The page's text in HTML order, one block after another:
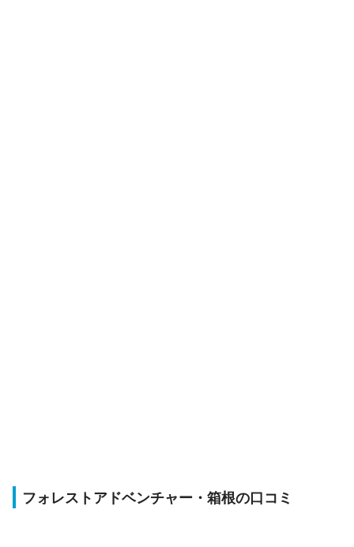
フォレストアドベンチャー・箱根の口コミ